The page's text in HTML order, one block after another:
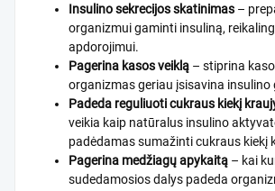
Insulino sekrecijos skatinimas –
organizmui gaminti insuliną,
apdorojimui.
Pagerina kasos veiklą – stiprina
organizmas geriau įsisavina insulino
Padeda reguliuoti cukraus kiekį
veikia kaip natūralus insulino
padėdamas sumažinti cukraus kiekį
Pagerina medžiagų apykaitą – kai
sudedamosios dalys padeda